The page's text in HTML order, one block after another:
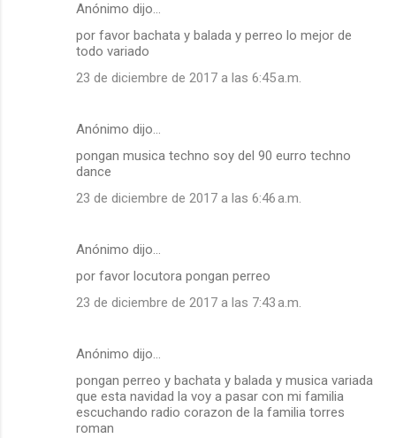
Anónimo dijo…
por favor bachata y balada y perreo lo mejor de
todo variado
23 de diciembre de 2017 a las 6:45 a.m.
Anónimo dijo…
pongan musica techno soy del 90 eurro techno
dance
23 de diciembre de 2017 a las 6:46 a.m.
Anónimo dijo…
por favor locutora pongan perreo
23 de diciembre de 2017 a las 7:43 a.m.
Anónimo dijo…
pongan perreo y bachata y balada y musica variada
que esta navidad la voy a pasar con mi familia
escuchando radio corazon de la familia torres
roman